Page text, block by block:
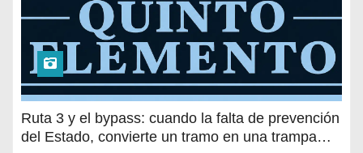
Ruta 3 y el bypass: cuando la falta de prevención
del Estado, convierte un tramo en una trampa